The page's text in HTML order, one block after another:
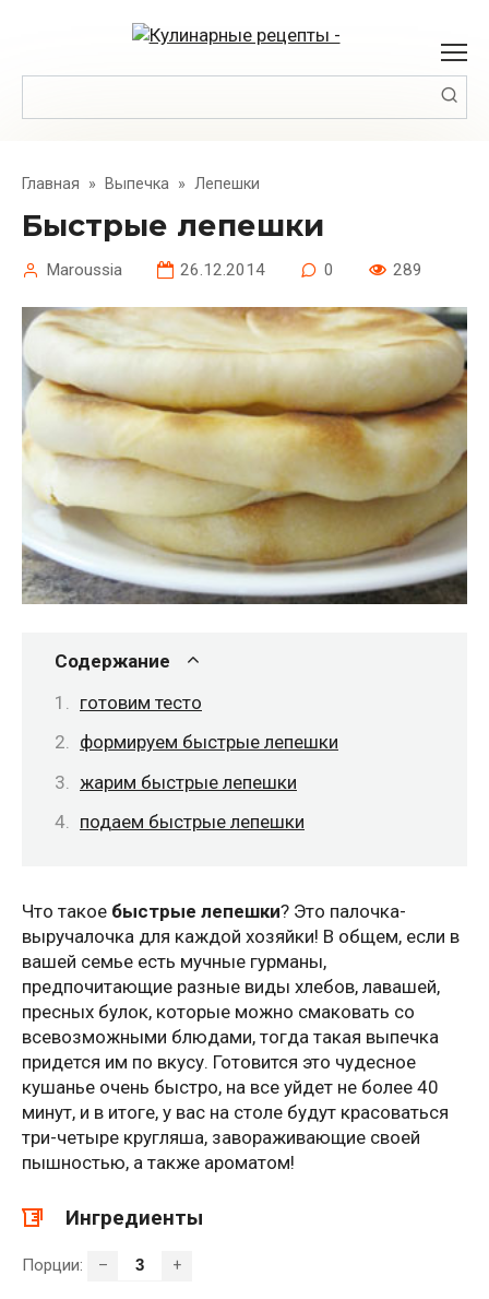
Главная » Выпечка » Лепешки
Быстрые лепешки
Maroussia 26.12.2014 0 289
Содержание
готовим тесто
формируем быстрые лепешки
жарим быстрые лепешки
подаем быстрые лепешки
Что такое быстрые лепешки? Это палочка-
выручалочка для каждой хозяйки! В общем, если в
вашей семье есть мучные гурманы,
предпочитающие разные виды хлебов, лавашей,
пресных булок, которые можно смаковать со
всевозможными блюдами, тогда такая выпечка
придется им по вкусу. Готовится это чудесное
кушанье очень быстро, на все уйдет не более 40
минут, и в итоге, у вас на столе будут красоваться
три-четыре кругляша, завораживающие своей
пышностью, а также ароматом!
Ингредиенты
Порции: – +